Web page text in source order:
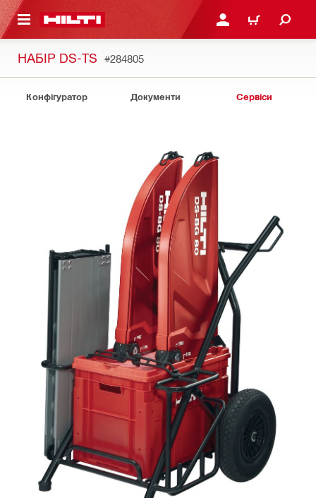
ЗМІСТУ УВІЙТИ АБО
КОШИК
НАБIР DS-TS #284805
Конфігуратор Документи Сервіси